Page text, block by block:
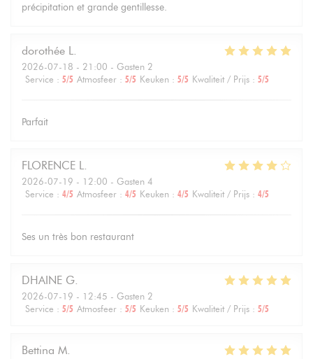
précipitation et grande gentillesse.
dorothée L
2026-07-18 - 21:00 - Gasten 2
Service : 5/5 Atmosfeer : 5/5 Keuken : 5/5 Kwaliteit / Prijs : 5/5
Parfait
FLORENCE L
2026-07-19 - 12:00 - Gasten 4
Service : 4/5 Atmosfeer : 4/5 Keuken : 4/5 Kwaliteit / Prijs : 4/5
Ses un très bon restaurant
DHAINE G
2026-07-19 - 12:45 - Gasten 2
Service : 5/5 Atmosfeer : 5/5 Keuken : 5/5 Kwaliteit / Prijs : 5/5
Bettina M